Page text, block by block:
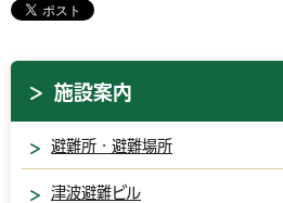
施設案内
避難所・避難場所
津波避難ビル